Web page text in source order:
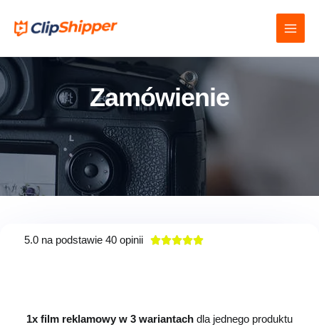
Zamówienie
5.0 na podstawie 40 opinii 
1x film reklamowy w 3 wariantach dla jednego produktu